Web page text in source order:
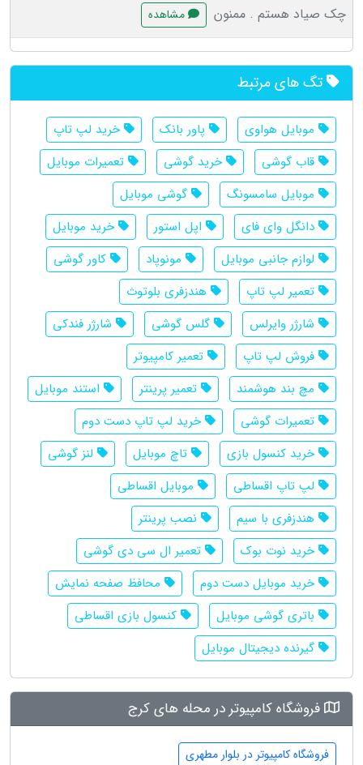
چک صیاد هستم . ممنون
مشاهده
تگ های مرتبط
موبايل هواوى پاور بانک
خرید لپ تاپ
قاب گوشی
خرید گوشی
تعمیرات موبایل
موبایل سامسونگ
گوشي موبايل
دانگل وای فای
اپل استور
خرید موبایل
لوازم جانبی موبایل
مونوپاد
کاور گوشی
تعمیر لپ تاپ
هندزفری بلوتوث
شارژر وایرلس
گلس گوشی
شارژر فندکی
فروش لپ تاپ
تعمیر کامپیوتر
مچ بند هوشمند
تعمیر پرینتر
استند موبایل
تعمیرات گوشی
خرید لپ تاپ دست دوم
خرید کنسول بازی
تاچ موبایل
لنز گوشی
لپ تاپ اقساطی
موبایل اقساطی
هندزفری با سیم
نصب پرینتر
خرید نوت بوک
تعمیر ال سی دی گوشی
خرید موبایل دست دوم
محافظ صفحه نمایش
باتری گوشی موبایل
کنسول بازی اقساطی
گیرنده دیجیتال موبایل
فروشگاه کامپیوتر در محله های کرج
فروشگاه کامپیوتر در بلوار مطهری